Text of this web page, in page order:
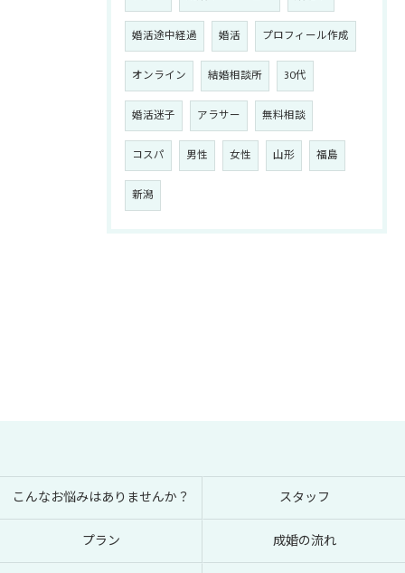
婚活途中経過 婚活 プロフィール作成
オンライン 結婚相談所 30代
婚活迷子 アラサー 無料相談
コスパ 男性 女性 山形 福島
新潟
こんなお悩みはありませんか？ スタッフ
プラン 成婚の流れ